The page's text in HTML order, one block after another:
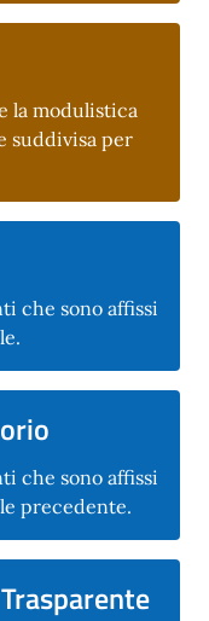
la modulistica
suddivisa per
che sono affissi
che sono affissi
precedente.